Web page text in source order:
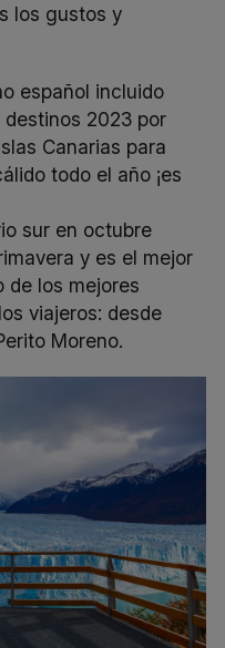
los gustos y
español incluido
2023 por
Canarias para
todo el año ¡es
sur en octubre
y es el mejor
de los mejores
viajeros: desde
Moreno.